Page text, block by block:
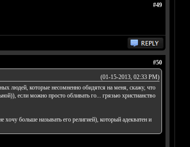
#49
#50
(01-15-2013, 02:33 PM)
людей, которые несомненно обидятся на меня, скажу, что
если можно просто обливать го... грязью христианство
больше называть его религией), который адекватен и